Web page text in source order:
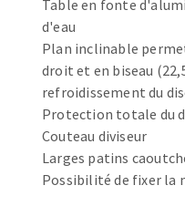
Brosses
Feutres à polir
Bandes sans fin
Rouleaux d'atelier
MACHINES
Tronçonneuses
Table en fonte
d'eau
Plan inclinable
droit et en biseau
refroidissement du
Protection totale du
Couteau diviseur
Larges patins
Possibilité de fixer la